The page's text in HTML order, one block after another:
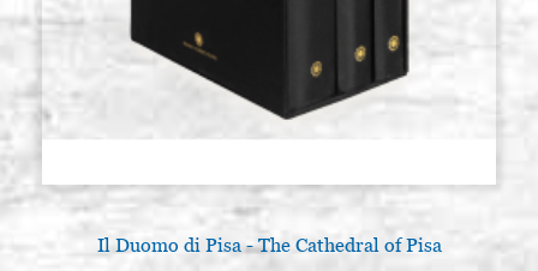
Il Duomo di Pisa - The Cathedral of Pisa